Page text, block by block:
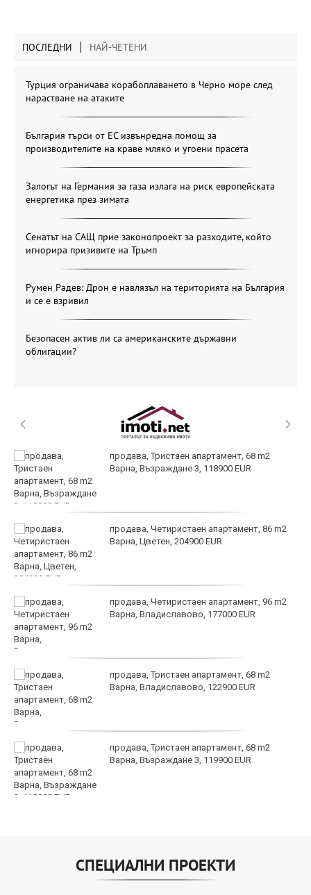
ПОСЛЕДНИ НАЙ-ЧЕТЕНИ
Турция ограничава корабоплаването в Черно море след
нарастване на атаките
България търси от ЕС извънредна помощ за
производителите на краве мляко и угоени прасета
Залогът на Германия за газа излага на риск европейската
енергетика през зимата
Сенатът на САЩ прие законопроект за разходите, който
игнорира призивите на Тръмп
Румен Радев: Дрон е навлязъл на територията на България
и се е взривил
Безопасен актив ли са американските държавни
облигации?
продава, Тристаен апартамент, 68 m2
Варна, Възраждане 3, 118900 EUR
продава, Четиристаен апартамент, 86 m2
Варна, Цветен, 204900 EUR
продава, Четиристаен апартамент, 96 m2
Варна, Владиславово, 177000 EUR
продава, Тристаен апартамент, 68 m2
Варна, Владиславово, 122900 EUR
продава, Тристаен апартамент, 68 m2
Варна, Възраждане 3, 119900 EUR
СПЕЦИАЛНИ ПРОЕКТИ